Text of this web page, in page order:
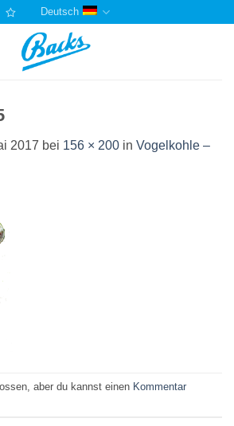
Deutsch
2017 bei 156 × 200 in Vogelkohle –
aber du kannst einen Kommentar